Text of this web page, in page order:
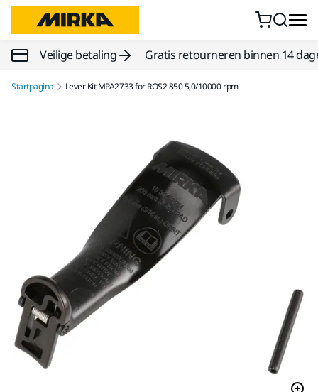
Doorgaan naar inhoud
Veilige betaling Gratis retourneren binnen 14
Startpagina Lever Kit MPA2733 for ROS2 850 5,0/10000 rpm